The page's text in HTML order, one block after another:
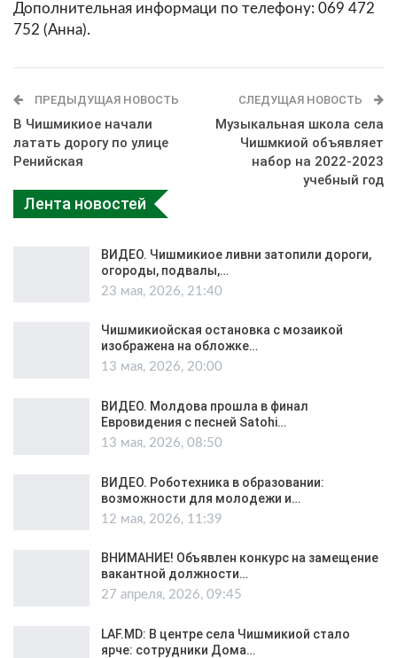
Дополнительная информаци по телефону: 069 472
752 (Анна).
ПРЕДЫДУЩАЯ НОВОСТЬ
В Чишмикиое начали
латать дорогу по улице
Ренийская
СЛЕДУЩАЯ НОВОСТЬ
Музыкальная школа села
Чишмкиой объявляет
набор на 2022-2023
учебный год
Лента новостей
ВИДЕО. Чишмикиое ливни затопили дороги,
огороды, подвалы,…
23 мая, 2026, 21:40
Чишмикиойская остановка с мозаикой
изображена на обложке…
13 мая, 2026, 20:00
ВИДЕО. Молдова прошла в финал
Евровидения с песней Satohi…
13 мая, 2026, 08:50
ВИДЕО. Роботехника в образовании:
возможности для молодежи и…
12 мая, 2026, 11:39
ВНИМАНИЕ! Объявлен конкурс на замещение
вакантной должности…
27 апреля, 2026, 09:45
LAF.MD: В центре села Чишмикиой стало
ярче: сотрудники Дома…